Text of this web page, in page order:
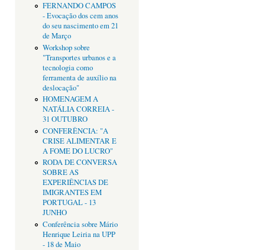
FERNANDO CAMPOS
- Evocação dos cem anos
do seu nascimento em 21
de Março
Workshop sobre
"Transportes urbanos e a
tecnologia como
ferramenta de auxílio na
deslocação"
HOMENAGEM A
NATÁLIA CORREIA -
31 OUTUBRO
CONFERÊNCIA: "A
CRISE ALIMENTAR E
A FOME DO LUCRO"
RODA DE CONVERSA
SOBRE AS
EXPERIÊNCIAS DE
IMIGRANTES EM
PORTUGAL - 13
JUNHO
Conferência sobre Mário
Henrique Leiria na UPP
- 18 de Maio